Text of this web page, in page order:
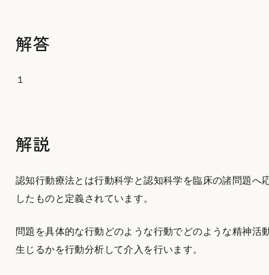
解答
１
解説
認知行動療法とは行動科学と認知科学を臨床の諸問題へ
したものと定義されています。
問題を具体的な行動どのような行動でどのような精神活
生じるかを行動分析して介入を行います。